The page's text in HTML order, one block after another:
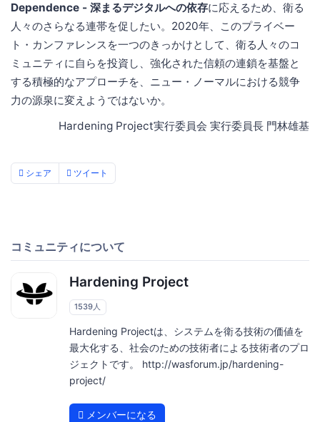
Dependence - 深まるデジタルへの依存に応えるため、衛る
人々のさらなる連帯を促したい。2020年、このプライベー
ト・カンファレンスを一つのきっかけとして、衛る人々のコ
ミュニティに自らを投資し、強化された信頼の連鎖を基盤と
する積極的なアプローチを、ニュー・ノーマルにおける競争
力の源泉に変えようではないか。
Hardening Project実行委員会 実行委員長 門林雄基
シェア ツイート
コミュニティについて
Hardening Project
1539人
Hardening Projectは、システムを衛る技術の価値を
最大化する、社会のための技術者による技術者のプロ
ジェクトです。 http://wasforum.jp/hardening-
project/
メンバーになる